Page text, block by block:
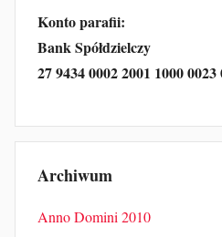
Konto parafii:
Bank Spółdzielczy
27 9434 0002 2001 1000 0023
Archiwum
Anno Domini 2010